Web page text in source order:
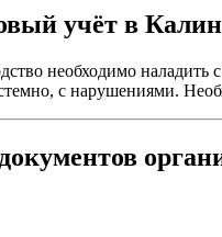
учёт в
необходимо наладить
с нарушениями.